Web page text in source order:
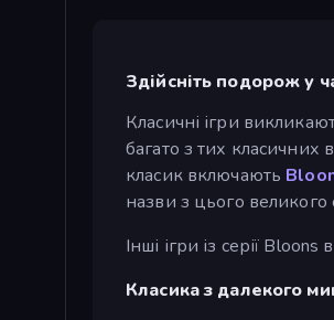
Здійсніть подорож у
Класичні ігри
багато з тих класичних
класик включають
назви з цього великого
Інші ігри із серії
Класика з далекого